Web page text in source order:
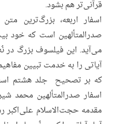
قرآنی‌تر هم بشود.
اسفار اربعه، بزرگ‌ترین
صدرالمتألهین است که خود
می‌آید. این فیلسوف بزرگ در
آیاتی را به خدمت تبیین
که بر تصحیح جلد هشتم
اسفار صدرالمتألهین محمد